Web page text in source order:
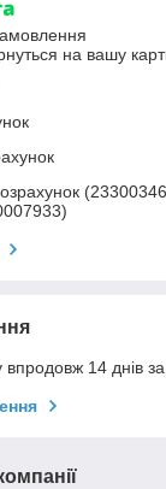
на вашу
(23300346
14 днів